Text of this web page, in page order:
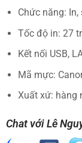
Chức năng:
Tốc độ in: 27
Kết nối USB,
Mã mực:
Xuất xứ: hàng
Chat với Lê